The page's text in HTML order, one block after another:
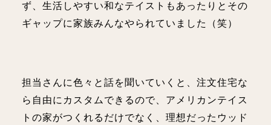
ず、生活しやすい和なテイストもあったりとその
ギャップに家族みんなやられていました（笑）
担当さんに色々と話を聞いていくと、注文住宅な
ら自由にカスタムできるので、アメリカンテイス
トの家がつくれるだけでなく、理想だったウッド